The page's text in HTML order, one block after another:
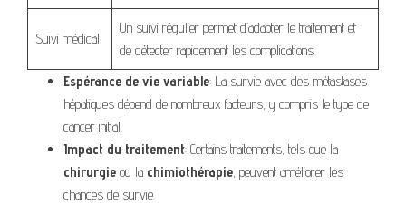
Suivi médical
Un suivi régulier permet d’adapter le traitement et
de détecter rapidement les complications.
Espérance de vie variable: La survie avec des métastases
hépatiques dépend de nombreux facteurs, y compris le type de
cancer initial.
Impact du traitement: Certains traitements, tels que la
chirurgie ou la chimiothérapie, peuvent améliorer les
chances de survie.